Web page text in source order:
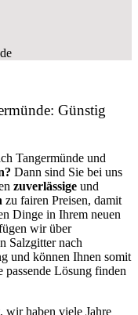
Günstig
Tangermünde und
Dann sind Sie bei uns
zuverlässige und
zu fairen Preisen, damit
Dinge in Ihrem neuen
wir über
Salzgitter nach
und können Ihnen somit
passende Lösung finden
wir haben viele Jahre